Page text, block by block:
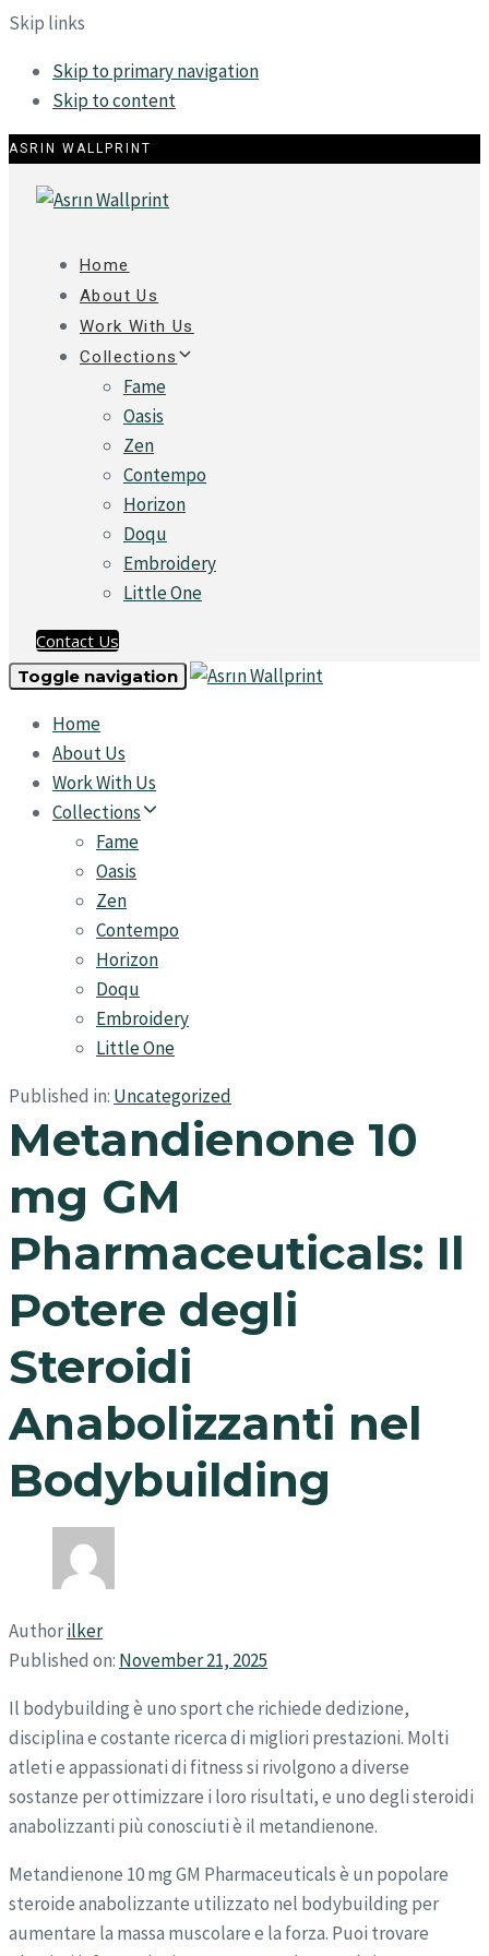
Skip links
Skip to primary navigation
Skip to content
ASRIN WALLPRINT
Home
About Us
Work With Us
Collections
Fame
Oasis
Zen
Contempo
Horizon
Doqu
Embroidery
Little One
Contact Us
Toggle navigation
Home
About Us
Work With Us
Collections
Fame
Oasis
Zen
Contempo
Horizon
Doqu
Embroidery
Little One
Published in: Uncategorized
Metandienone 10
mg GM
Pharmaceuticals: Il
Potere degli
Steroidi
Anabolizzanti nel
Bodybuilding
Authorilker
Published on: November 21, 2025
Il bodybuilding è uno sport che richiede dedizione,
disciplina e costante ricerca di migliori prestazioni. Molti
atleti e appassionati di fitness si rivolgono a diverse
sostanze per ottimizzare i loro risultati, e uno degli steroidi
anabolizzanti più conosciuti è il metandienone.
Metandienone 10 mg GM Pharmaceuticals è un popolare
steroide anabolizzante utilizzato nel bodybuilding per
aumentare la massa muscolare e la forza. Puoi trovare